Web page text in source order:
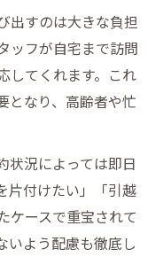
出すのは大きな負担
ッフが自宅まで訪問
してくれます。これ
となり、高齢者や忙
状況によっては即日
片付けたい」「引越
ケースで重宝されて
いよう配慮も徹底し